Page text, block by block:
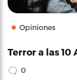
Opiniones
Terror a las 10
0